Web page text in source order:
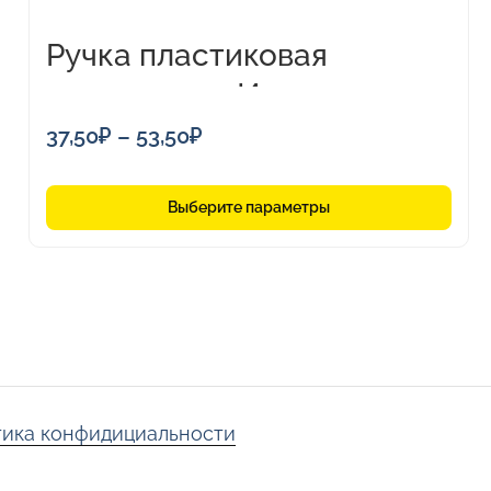
Ручка пластиковая
шариковая «Империал»
37,50₽ – 53,50₽
37,50₽
–
Выберите параметры
конфидициальности